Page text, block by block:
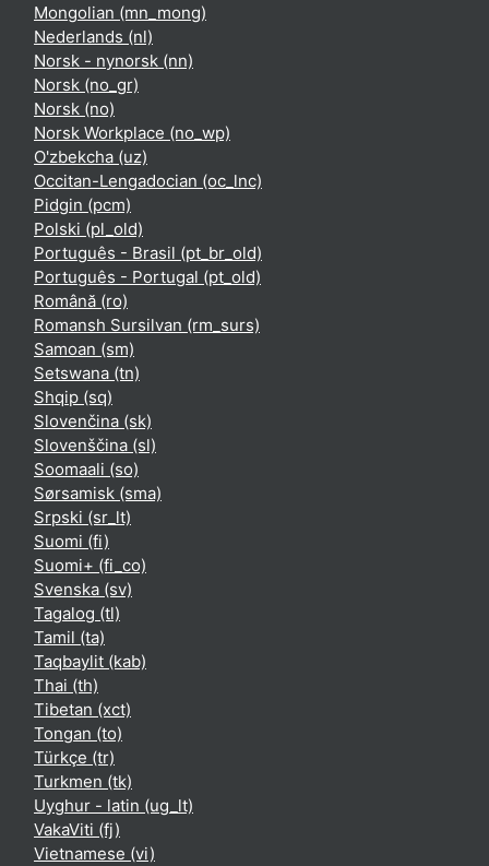
Mongolian ‎(mn_mong)‎
Nederlands ‎(nl)‎
Norsk - nynorsk ‎(nn)‎
Norsk ‎(no_gr)‎
Norsk ‎(no)‎
Norsk Workplace ‎(no_wp)‎
O'zbekcha ‎(uz)‎
Occitan-Lengadocian ‎(oc_lnc)‎
Pidgin ‎(pcm)‎
Polski ‎(pl_old)‎
Português - Brasil ‎(pt_br_old)‎
Português - Portugal ‎(pt_old)‎
Română ‎(ro)‎
Romansh Sursilvan ‎(rm_surs)‎
Samoan ‎(sm)‎
Setswana ‎(tn)‎
Shqip ‎(sq)‎
Slovenčina ‎(sk)‎
Slovenščina ‎(sl)‎
Soomaali ‎(so)‎
Sørsamisk ‎(sma)‎
Srpski ‎(sr_lt)‎
Suomi ‎(fi)‎
Suomi+ ‎(fi_co)‎
Svenska ‎(sv)‎
Tagalog ‎(tl)‎
Tamil ‎(ta)‎
Taqbaylit ‎(kab)‎
Thai ‎(th)‎
Tibetan ‎(xct)‎
Tongan ‎(to)‎
Türkçe ‎(tr)‎
Turkmen ‎(tk)‎
Uyghur - latin ‎(ug_lt)‎
VakaViti ‎(fj)‎
Vietnamese ‎(vi)‎